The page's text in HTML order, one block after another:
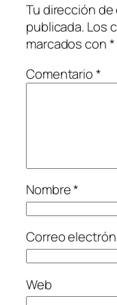
Tu dirección
publicada. Los
marcados con*
Comentario*
Nombre*
Correo
Web